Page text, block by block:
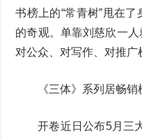
书榜上的“常青树”甩在
的奇观。单靠刘慈欣一
对公众、对写作、对推广
《三体》系列居畅
开卷近日公布5月三